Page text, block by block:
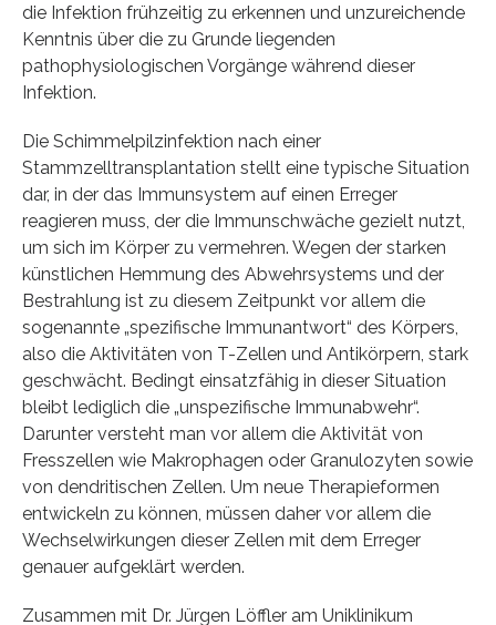
die Infektion frühzeitig zu erkennen und unzureichende
Kenntnis über die zu Grunde liegenden
pathophysiologischen Vorgänge während dieser
Infektion.
Die Schimmelpilzinfektion nach einer
Stammzelltransplantation stellt eine typische Situation
dar, in der das Immunsystem auf einen Erreger
reagieren muss, der die Immunschwäche gezielt nutzt,
um sich im Körper zu vermehren. Wegen der starken
künstlichen Hemmung des Abwehrsystems und der
Bestrahlung ist zu diesem Zeitpunkt vor allem die
sogenannte „spezifische Immunantwort“ des Körpers,
also die Aktivitäten von T-Zellen und Antikörpern, stark
geschwächt. Bedingt einsatzfähig in dieser Situation
bleibt lediglich die „unspezifische Immunabwehr“.
Darunter versteht man vor allem die Aktivität von
Fresszellen wie Makrophagen oder Granulozyten sowie
von dendritischen Zellen. Um neue Therapieformen
entwickeln zu können, müssen daher vor allem die
Wechselwirkungen dieser Zellen mit dem Erreger
genauer aufgeklärt werden.
Zusammen mit Dr. Jürgen Löffler am Uniklinikum